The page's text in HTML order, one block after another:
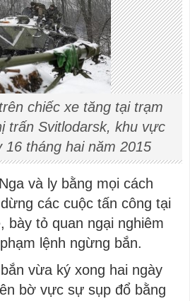
chiếc xe tăng tại trạm
trấn Svitlodarsk, khu vực
16 tháng hai năm 2015
và ly bằng mọi cách
các cuộc tấn công tại
bày tỏ quan ngại nghiêm
lệnh ngừng bắn.
vừa ký xong hai ngày
bờ vực sự sụp đổ bằng